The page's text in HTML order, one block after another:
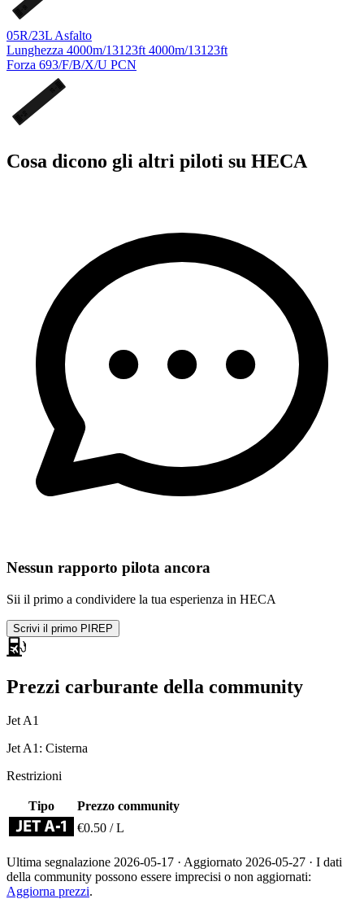
05R/23L Asfalto
Lunghezza 4000m/13123ft 4000m/13123ft
Forza 693/F/B/X/U PCN
Cosa dicono gli altri piloti su HECA
Nessun rapporto pilota ancora
Sii il primo a condividere la tua esperienza in HECA
Scrivi il primo PIREP
Prezzi carburante della community
Jet A1
Jet A1: Cisterna
Restrizioni
Tipo
Prezzo community
€0.50 / L
Ultima segnalazione 2026-05-17 · Aggiornato 2026-05-27 · I dati
della community possono essere imprecisi o non aggiornati:
Aggiorna prezzi.